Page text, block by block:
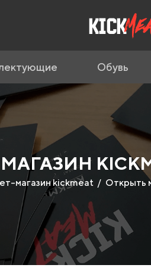
Обувь
магазин kickmeat Открыть